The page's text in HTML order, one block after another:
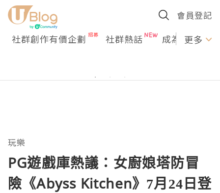
會員登記
社群創作有價企劃 社群熱話 成為U更多
玩樂
PG遊戲庫熱議：女廚娘塔防冒
險《Abyss Kitchen》7月24日登